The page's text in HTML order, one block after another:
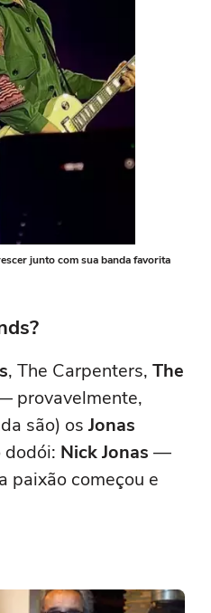
junto com sua banda favorita
, The Carpenters, The
provavelmente,
são) os Jonas
dodói: Nick Jonas —
paixão começou e